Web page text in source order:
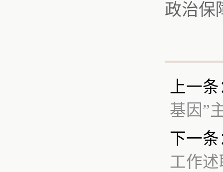
政治保
上一
基因”
下一条
工作